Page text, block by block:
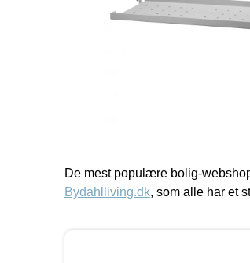
De mest populære bolig-
Bydahlliving.dk, som alle har et